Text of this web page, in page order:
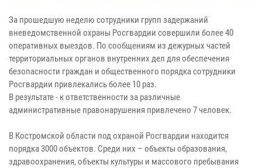
За прошедшую неделю сотрудники групп задержаний
вневедомственной охраны Росгвардии совершили более 40
оперативных выездов. По сообщениям из дежурных частей
территориальных органов внутренних дел для обеспечения
безопасности граждан и общественного порядка сотрудники
Росгвардии привлекались более 10 раз.
В результате - к ответственности за различные
административные правонарушения привлечено 7 человек.
В Костромской области под охраной Росгвардии находится
порядка 3000 объектов. Среди них – объекты образования,
здравоохранения, объекты культуры и массового пребывания